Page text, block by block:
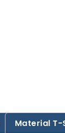
Material